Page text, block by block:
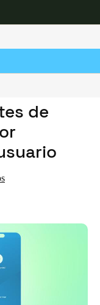
Caribbean -
LA NUEVA EXPERIENCIA LLAVE DIGITAL PARA RESIDENTES DE SALTO HOMELOK: MAYOR COMODIDAD PARA EL USUARIO
llave
de